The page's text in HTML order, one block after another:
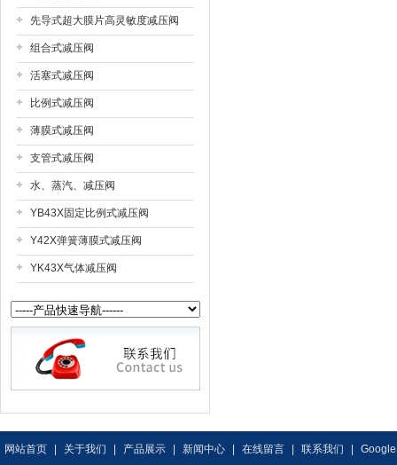
先导式超大膜片高灵敏度减压阀
组合式减压阀
活塞式减压阀
比例式减压阀
薄膜式减压阀
支管式减压阀
水、蒸汽、减压阀
YB43X固定比例式减压阀
Y42X弹簧薄膜式减压阀
YK43X气体减压阀
网站首页 关于我们 产品展示 新闻中心 在线留言 联系我们